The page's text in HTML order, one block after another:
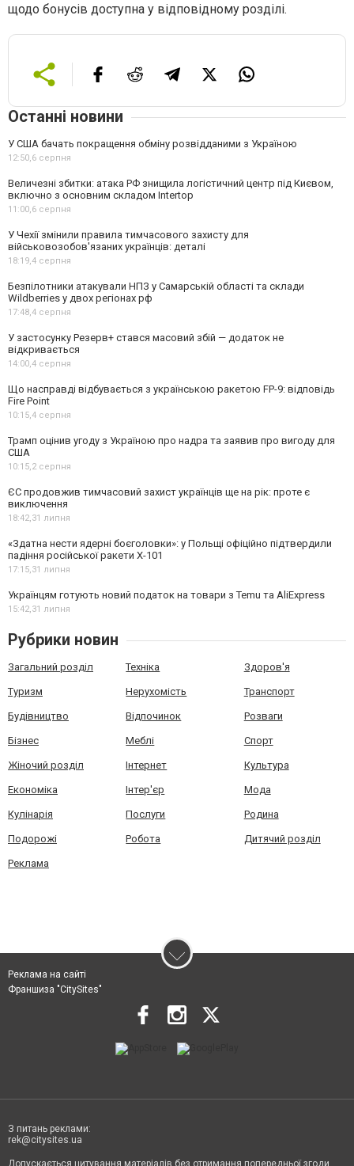
щодо бонусів доступна у відповідному розділі.
Останні новини
У США бачать покращення обміну розвідданими з Україною
12:50,6 серпня
Величезні збитки: атака РФ знищила логістичний центр під Києвом,
включно з основним складом Intertop
11:00,6 серпня
У Чехії змінили правила тимчасового захисту для
військовозобов'язаних українців: деталі
18:19,4 серпня
Безпілотники атакували НПЗ у Самарській області та склади
Wildberries у двох регіонах рф
17:48,4 серпня
У застосунку Резерв+ стався масовий збій — додаток не
відкривається
14:00,4 серпня
Що насправді відбувається з українською ракетою FP-9: відповідь
Fire Point
10:15,4 серпня
Трамп оцінив угоду з Україною про надра та заявив про вигоду для
США
10:15,2 серпня
ЄС продовжив тимчасовий захист українців ще на рік: проте є
виключення
18:42,31 липня
«Здатна нести ядерні боєголовки»: у Польщі офіційно підтвердили
падіння російської ракети Х-101
17:15,31 липня
Українцям готують новий податок на товари з Temu та AliExpress
15:42,31 липня
Рубрики новин
Загальний розділ Техніка Здоров'я
Туризм Нерухомість Транспорт
Будівництво Відпочинок Розваги
Бізнес Меблі Спорт
Жіночий розділ Інтернет Культура
Економіка Інтер'єр Мода
Кулінарія Послуги Родина
Подорожі Робота Дитячий розділ
Реклама
Реклама на сайті
Франшиза "CitySites"
З питань реклами:
rek@citysites.ua
Допускається цитування матеріалів без отримання попередньої згоди